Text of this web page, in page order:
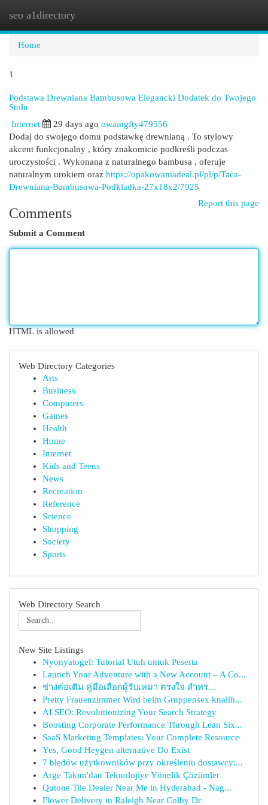
seo a1directory
Home
1
Podstawa Drewniana Bambusowa Elegancki Dodatek do Twojego
Stołu
Internet 29 days ago owaingfty479556
Dodaj do swojego domu podstawkę drewnianą . To stylowy
akcent funkcjonalny , który znakomicie podkreśli podczas
uroczystości . Wykonana z naturalnego bambusa , oferuje
naturalnym urokiem oraz https://opakowaniadeal.pl/pl/p/Taca-
Drewniana-Bambusowa-Podkladka-27x18x2/7925
Report this page
Comments
Submit a Comment
HTML is allowed
Web Directory Categories
Arts
Business
Computers
Games
Health
Home
Internet
Kids and Teens
News
Recreation
Reference
Science
Shopping
Society
Sports
Web Directory Search
New Site Listings
Nyonyatogel: Tutorial Utuh untuk Peserta
Launch Your Adventure with a New Account – A Co...
ช่างต่อเติม คู่มือเลือกผู้รับเหมา ตรงใจ สำหร...
Pretty Frauenzimmer Wird beim Gruppensex knallh...
AI SEO: Revolutionizing Your Search Strategy
Boosting Corporate Performance Through Lean Six...
SaaS Marketing Templates: Your Complete Resource
Yes, Good Heygen alternative Do Exist
7 błędów użytkowników przy określeniu dostawcy:...
Arge Takım'dan Teknolojiye Yönelik Çözümler
Qutone Tile Dealer Near Me in Hyderabad - Nag...
Flower Delivery in Raleigh Near Colby Dr